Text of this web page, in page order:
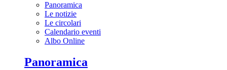
Panoramica
Le notizie
Le circolari
Calendario eventi
Albo Online
Panoramica